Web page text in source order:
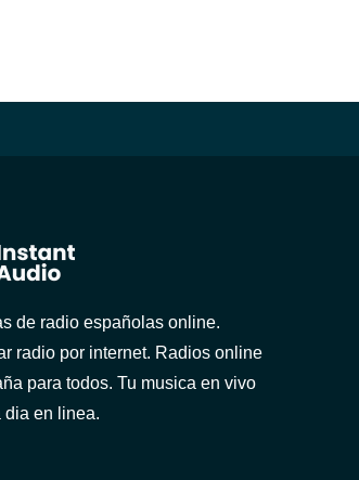
de radio españolas online.
radio por internet. Radios online
para todos. Tu musica en vivo
dia en linea.